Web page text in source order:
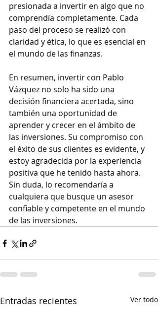
presionada a invertir en algo que no
comprendía completamente. Cada
paso del proceso se realizó con
claridad y ética, lo que es esencial en
el mundo de las finanzas.
En resumen, invertir con Pablo
Vázquez no solo ha sido una
decisión financiera acertada, sino
también una oportunidad de
aprender y crecer en el ámbito de
las inversiones. Su compromiso con
el éxito de sus clientes es evidente, y
estoy agradecida por la experiencia
positiva que he tenido hasta ahora.
Sin duda, lo recomendaría a
cualquiera que busque un asesor
confiable y competente en el mundo
de las inversiones.
Entradas recientes Ver todo